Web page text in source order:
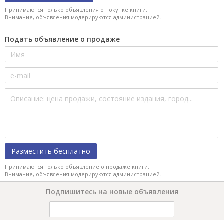
Принимаются только объявления о покупке книги.
Внимание, объявления модерируются администрацией.
Подать объявление о продаже
Разместить бесплатно
Принимаются только объявление о продаже книги.
Внимание, объявления модерируются администрацией.
Подпишитесь на новые объявления